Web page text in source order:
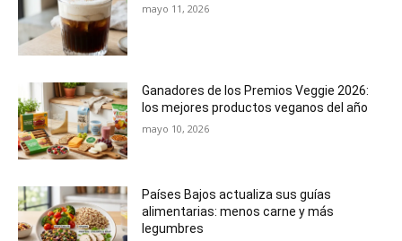
mayo 11, 2026
Ganadores de los Premios Veggie 2026:
los mejores productos veganos del año
mayo 10, 2026
Países Bajos actualiza sus guías
alimentarias: menos carne y más
legumbres